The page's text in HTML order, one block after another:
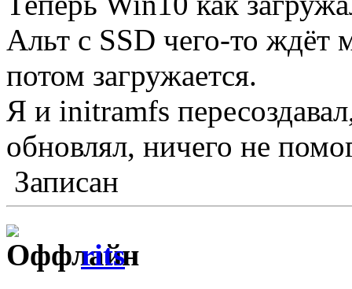
Альт с SSD чего-то ждёт
потом загружается.
Я и initramfs
обновлял, ничего не
Записан
rits